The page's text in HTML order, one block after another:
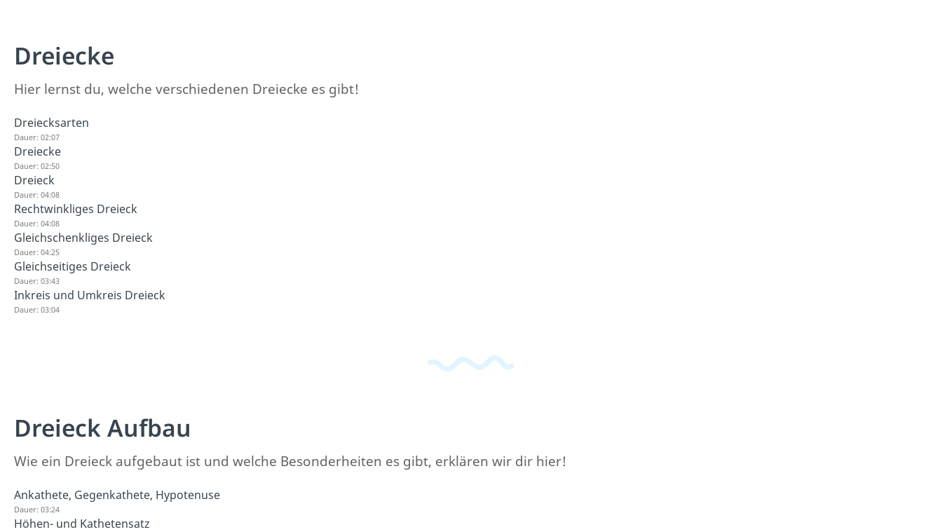
Dreiecke
Hier lernst du, welche verschiedenen Dreiecke es gibt!
Dreiecksarten
Dauer: 02:07
Dreiecke
Dauer: 02:50
Dreieck
Dauer: 04:08
Rechtwinkliges Dreieck
Dauer: 04:08
Gleichschenkliges Dreieck
Dauer: 04:25
Gleichseitiges Dreieck
Dauer: 03:43
Inkreis und Umkreis Dreieck
Dauer: 03:04
Dreieck Aufbau
Wie ein Dreieck aufgebaut ist und welche Besonderheiten es gibt, erklären wir dir hier!
Ankathete, Gegenkathete, Hypotenuse
Dauer: 03:24
Höhen- und Kathetensatz